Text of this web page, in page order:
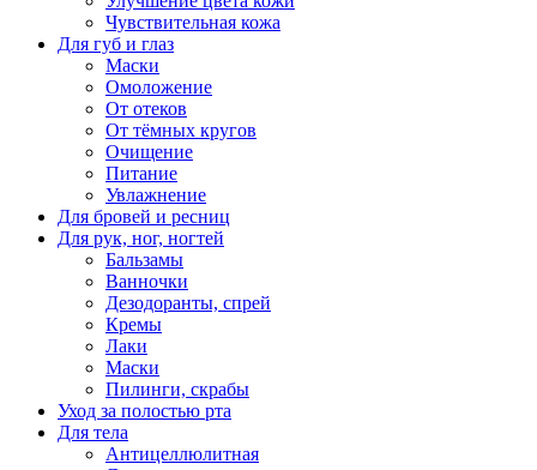
Чувствительная кожа
Для губ и глаз
Маски
Омоложение
От отеков
От тёмных кругов
Очищение
Питание
Увлажнение
Для бровей и ресниц
Для рук, ног, ногтей
Бальзамы
Ванночки
Дезодоранты, спрей
Кремы
Лаки
Маски
Пилинги, скрабы
Уход за полостью рта
Для тела
Антицеллюлитная